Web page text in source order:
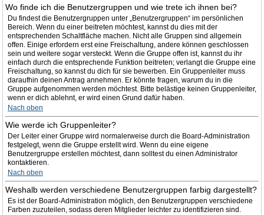
Wo finde ich die Benutzergruppen und wie trete ich ihnen bei?
Du findest die Benutzergruppen unter „Benutzergruppen“ im persönlichen
Bereich. Wenn du einer beitreten möchtest, kannst du dies mit der
entsprechenden Schaltfläche machen. Nicht alle Gruppen sind allgemein
offen. Einige erfordern erst eine Freischaltung, andere können geschlossen
sein und weitere sogar versteckt. Wenn die Gruppe offen ist, kannst du ihr
einfach durch die entsprechende Funktion beitreten; verlangt die Gruppe eine
Freischaltung, so kannst du dich für sie bewerben. Ein Gruppenleiter muss
daraufhin deinen Antrag annehmen. Er könnte fragen, warum du in die
Gruppe aufgenommen werden möchtest. Bitte belästige keinen Gruppenleiter,
wenn er dich ablehnt, er wird einen Grund dafür haben.
Nach oben
Wie werde ich Gruppenleiter?
Der Leiter einer Gruppe wird normalerweise durch die Board-Administration
festgelegt, wenn die Gruppe erstellt wird. Wenn du eine eigene
Benutzergruppe erstellen möchtest, dann solltest du einen Administrator
kontaktieren.
Nach oben
Weshalb werden verschiedene Benutzergruppen farbig dargestellt?
Es ist der Board-Administration möglich, den Benutzergruppen verschiedene
Farben zuzuteilen, sodass deren Mitglieder leichter zu identifizieren sind.